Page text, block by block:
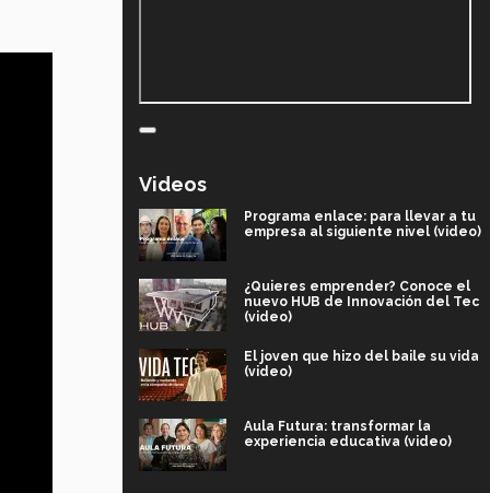
Videos
Programa enlace: para llevar a tu
empresa al siguiente nivel (video)
¿Quieres emprender? Conoce el
nuevo HUB de Innovación del Tec
(video)
El joven que hizo del baile su vida
(video)
Aula Futura: transformar la
experiencia educativa (video)